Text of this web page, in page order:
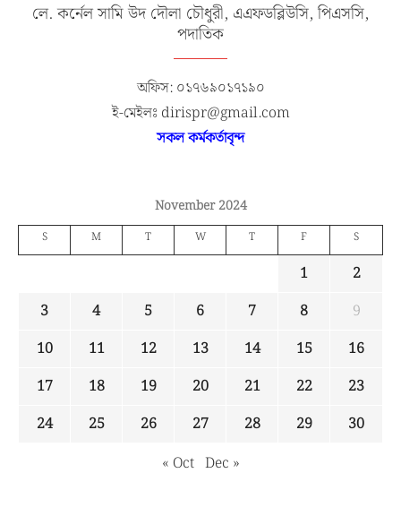
লে. কর্নেল সামি উদ দৌলা চৌধুরী, এএফডব্লিউসি, পিএসসি,
পদাতিক
অফিস: ০১৭৬৯০১৭১৯০
ই-মেইলঃ dirispr@gmail.com
সকল কর্মকর্তাবৃন্দ
November 2024
S M T W T F S
1
2
3
4 5 6 7 8
9
10
11 12 13 14 15
16
17
18 19 20 21 22
23
24
25 26 27 28 29
30
« Oct Dec »